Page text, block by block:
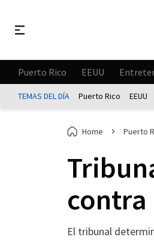
Puerto Rico EEUU
TEMAS DEL DÍA Puerto Rico EEUU
Home Puerto
contra
El tribunal